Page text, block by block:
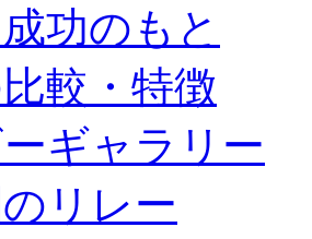
功のもと
較・特徴
ギャラリー
リレー